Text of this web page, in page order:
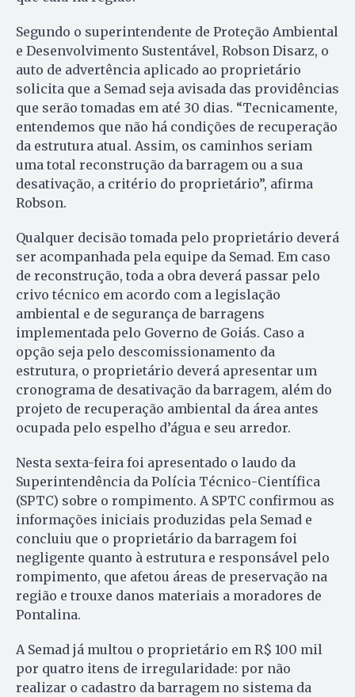
Segundo o superintendente de Proteção Ambiental
e Desenvolvimento Sustentável, Robson Disarz, o
auto de advertência aplicado ao proprietário
solicita que a Semad seja avisada das providências
que serão tomadas em até 30 dias. “Tecnicamente,
entendemos que não há condições de recuperação
da estrutura atual. Assim, os caminhos seriam
uma total reconstrução da barragem ou a sua
desativação, a critério do proprietário”, afirma
Robson.
Qualquer decisão tomada pelo proprietário deverá
ser acompanhada pela equipe da Semad. Em caso
de reconstrução, toda a obra deverá passar pelo
crivo técnico em acordo com a legislação
ambiental e de segurança de barragens
implementada pelo Governo de Goiás. Caso a
opção seja pelo descomissionamento da
estrutura, o proprietário deverá apresentar um
cronograma de desativação da barragem, além do
projeto de recuperação ambiental da área antes
ocupada pelo espelho d’água e seu arredor.
Nesta sexta-feira foi apresentado o laudo da
Superintendência da Polícia Técnico-Científica
(SPTC) sobre o rompimento. A SPTC confirmou as
informações iniciais produzidas pela Semad e
concluiu que o proprietário da barragem foi
negligente quanto à estrutura e responsável pelo
rompimento, que afetou áreas de preservação na
região e trouxe danos materiais a moradores de
Pontalina.
A Semad já multou o proprietário em R$ 100 mil
por quatro itens de irregularidade: por não
realizar o cadastro da barragem no sistema da